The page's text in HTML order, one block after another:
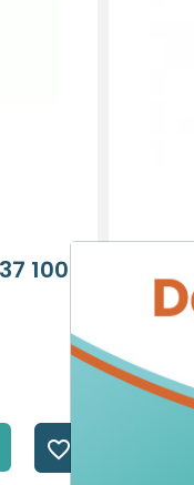
100
favorite_border